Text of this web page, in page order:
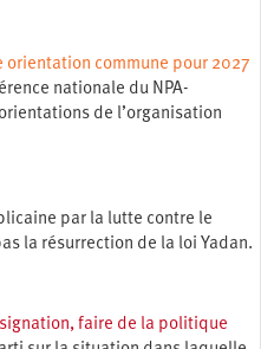
orientation commune pour 2027
nationale du NPA-
de l’organisation
par la lutte contre le
la résurrection de la loi Yadan.
faire de la politique